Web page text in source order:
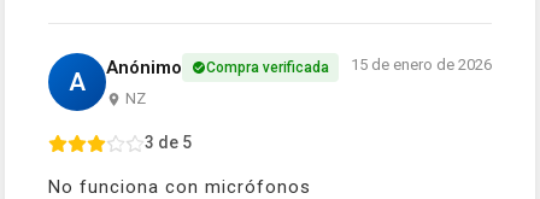
A Anónimo Compra verificada
NZ
15 de enero de 2026
3 de 5
No funciona con micrófonos